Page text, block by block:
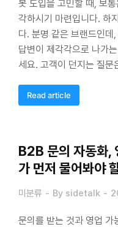
봇 도입을 고민할 때, 보
각하시기 마련입니다. 하
다. 분명 같은 브랜드인
답변이 제각각으로 나가
세요. 고객이 던지는 질문
Read article
B2B 문의 자동화,
가 먼저 물어봐야
미분류 By sidetalk
문의를 받는 것과 영업 가